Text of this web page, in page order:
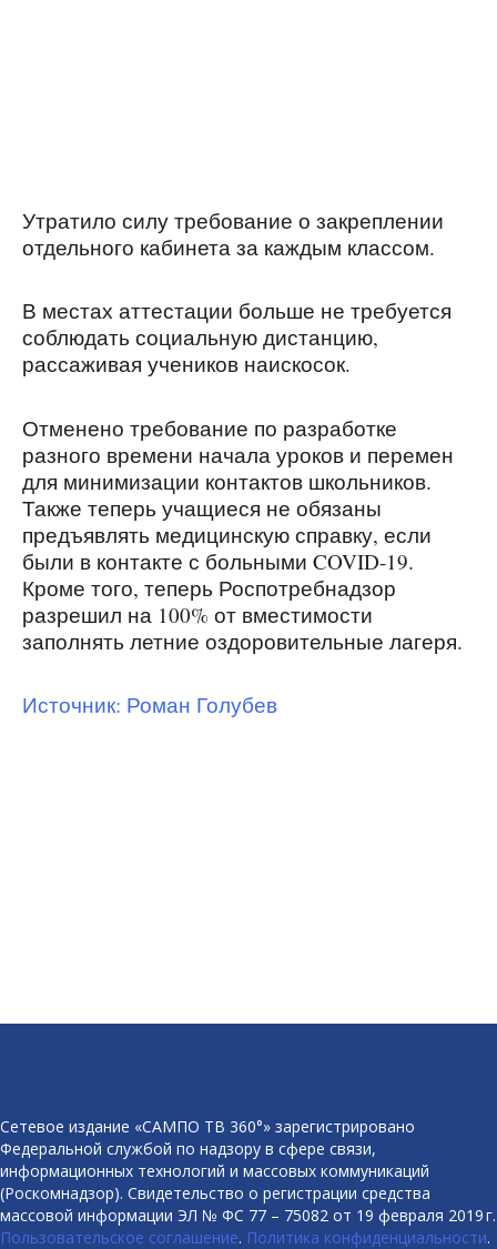
Утратило силу требование о закреплении
отдельного кабинета за каждым классом.
В местах аттестации больше не требуется
соблюдать социальную дистанцию,
рассаживая учеников наискосок.
Отменено требование по разработке
разного времени начала уроков и перемен
для минимизации контактов школьников.
Также теперь учащиеся не обязаны
предъявлять медицинскую справку, если
были в контакте с больными COVID-19.
Кроме того, теперь Роспотребнадзор
разрешил на 100% от вместимости
заполнять летние оздоровительные лагеря.
Источник: Роман Голубев
Сетевое издание «САМПО ТВ 360°» зарегистрировано
Федеральной службой по надзору в сфере связи,
информационных технологий и массовых коммуникаций
(Роскомнадзор). Свидетельство о регистрации средства
массовой информации ЭЛ № ФС 77 – 75082 от 19 февраля 2019 г.
Пользовательское соглашение. Политика конфиденциальности.